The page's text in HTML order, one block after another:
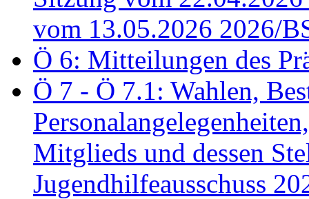
vom 13.05.2026 2026/
Ö 6: Mitteilungen des
Ö 7 - Ö 7.1: Wahlen,
Mitglieds und dessen
Jugendhilfeausschuss